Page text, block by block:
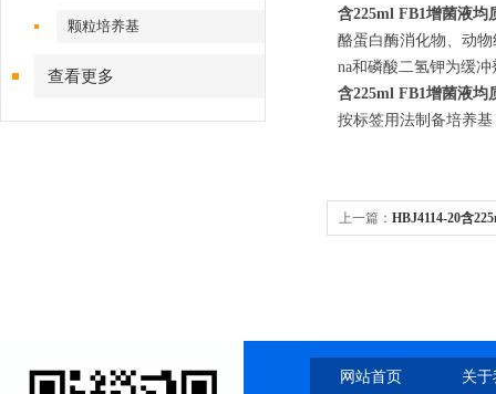
颗粒培养基
查看更多
含225ml FB1增菌液均
酪蛋白酶消化物、动
na和磷酸二氢钾为缓
含225ml FB1增菌液均
按标签用法制备培养
上一篇： HBJ4114-20含
网站首页 关